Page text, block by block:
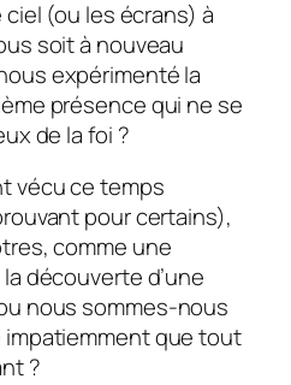
(ou les écrans) à
soit à nouveau
expérimenté la
présence qui ne se
de la foi ?
vécu ce temps
pour certains),
comme une
découverte d’une
nous sommes-nous
que tout
?